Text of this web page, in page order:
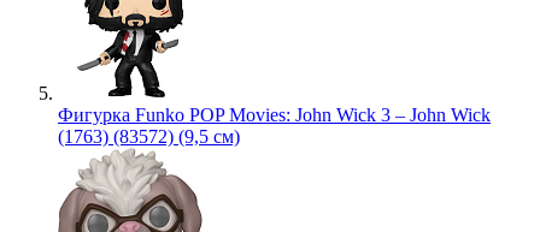
Фигурка Funko POP Movies: John Wick 3 – John Wick
(1763) (83572) (9,5 см)